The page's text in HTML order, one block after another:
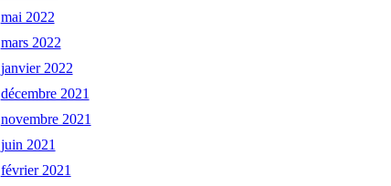
mai 2022
mars 2022
janvier 2022
décembre 2021
novembre 2021
juin 2021
février 2021